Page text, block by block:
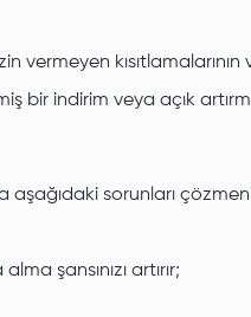
bir indirim veya açık
sorunları
şansınızı artırır;